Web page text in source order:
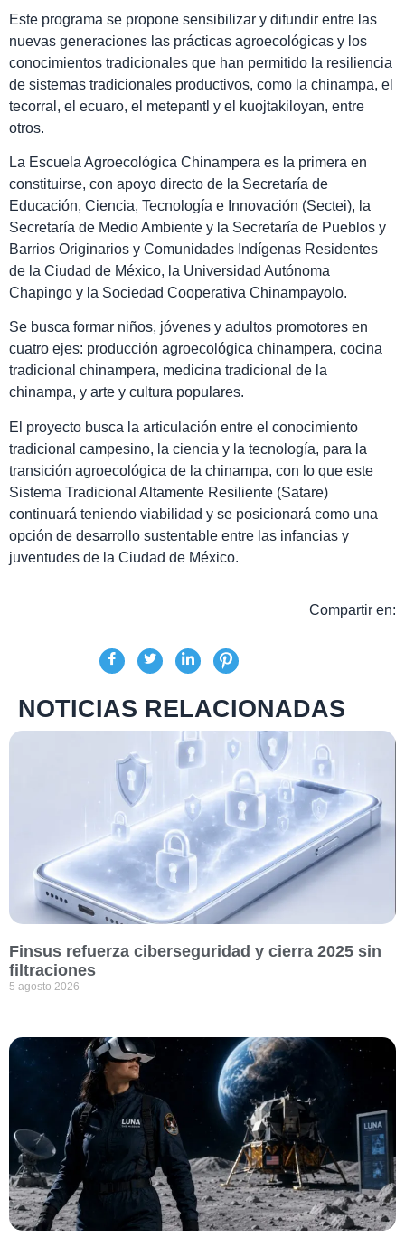
Este programa se propone sensibilizar y difundir entre las
nuevas generaciones las prácticas agroecológicas y los
conocimientos tradicionales que han permitido la resiliencia
de sistemas tradicionales productivos, como la chinampa, el
tecorral, el ecuaro, el metepantl y el kuojtakiloyan, entre
otros.
La Escuela Agroecológica Chinampera es la primera en
constituirse, con apoyo directo de la Secretaría de
Educación, Ciencia, Tecnología e Innovación (Sectei), la
Secretaría de Medio Ambiente y la Secretaría de Pueblos y
Barrios Originarios y Comunidades Indígenas Residentes
de la Ciudad de México, la Universidad Autónoma
Chapingo y la Sociedad Cooperativa Chinampayolo.
Se busca formar niños, jóvenes y adultos promotores en
cuatro ejes: producción agroecológica chinampera, cocina
tradicional chinampera, medicina tradicional de la
chinampa, y arte y cultura populares.
El proyecto busca la articulación entre el conocimiento
tradicional campesino, la ciencia y la tecnología, para la
transición agroecológica de la chinampa, con lo que este
Sistema Tradicional Altamente Resiliente (Satare)
continuará teniendo viabilidad y se posicionará como una
opción de desarrollo sustentable entre las infancias y
juventudes de la Ciudad de México.
Compartir en:
NOTICIAS RELACIONADAS
Finsus refuerza ciberseguridad y cierra 2025 sin
filtraciones
5 agosto 2026